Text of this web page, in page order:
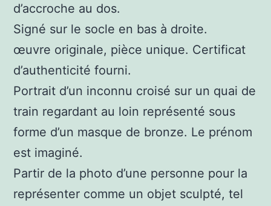
d’accroche au dos.
Signé sur le socle en bas à droite.
œuvre originale, pièce unique. Certificat
d’authenticité fourni.
Portrait d’un inconnu croisé sur un quai de
train regardant au loin représenté sous
forme d’un masque de bronze. Le prénom
est imaginé.
Partir de la photo d’une personne pour la
représenter comme un objet sculpté, tel